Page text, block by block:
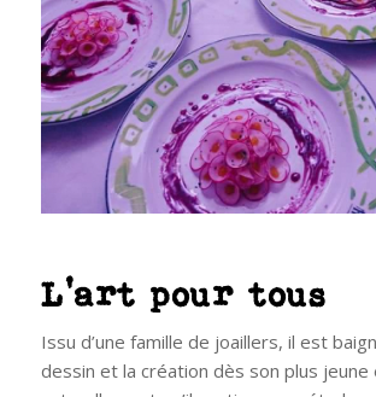
L’art pour tous
Issu d’une famille de joaillers, il est
dessin et la création dès son plus jeune